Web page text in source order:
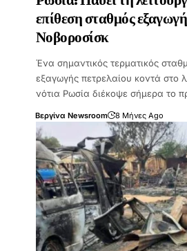
επίθεση σταθμός
Νοβοροσίσκ
Ένα σημαντικός τερματικός
εξαγωγής πετρελαίου κοντά στο
νότια Ρωσία διέκοψε σήμερα το
Βεργίνα Newsroom 8 Μήνες Ago